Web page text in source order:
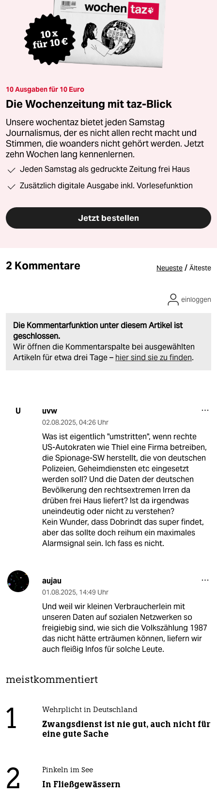
10 Ausgaben für 10 Euro
Die Wochenzeitung mit taz-Blick
Unsere wochentaz bietet jeden Samstag
Journalismus, der es nicht allen recht macht und
Stimmen, die woanders nicht gehört werden. Jetzt
zehn Wochen lang kennenlernen.
Jeden Samstag als gedruckte Zeitung frei Haus
Zusätzlich digitale Ausgabe inkl. Vorlesefunktion
Jetzt bestellen
2 Kommentare Neueste / Älteste
Die Kommentarfunktion unter diesem Artikel ist
geschlossen.
Wir öffnen die Kommentarspalte bei ausgewählten
Artikeln für etwa drei Tage – hier sind sie zu finden.
einloggen
U uvw
02.08.2025, 04:26 Uhr
Was ist eigentlich "umstritten", wenn rechte
US-Autokraten wie Thiel eine Firma betreiben,
die Spionage-SW herstellt, die von deutschen
Polizeien, Geheimdiensten etc eingesetzt
werden soll? Und die Daten der deutschen
Bevölkerung den rechtsextremen Irren da
drüben frei Haus liefert? Ist da irgendwas
uneindeutig oder nicht zu verstehen?
Kein Wunder, dass Dobrindt das super findet,
aber das sollte doch reihum ein maximales
Alarmsignal sein. Ich fass es nicht.
aujau
01.08.2025, 14:49 Uhr
Und weil wir kleinen Verbraucherlein mit
unseren Daten auf sozialen Netzwerken so
freigiebig sind, wie sich die Volkszählung 1987
das nicht hätte erträumen können, liefern wir
auch fleißig Infos für solche Leute.
meistkommentiert
1 Wehrplicht in Deutschland
Zwangsdienst ist nie gut, auch nicht für
eine gute Sache
2 Pinkeln im See
In Fließgewässern